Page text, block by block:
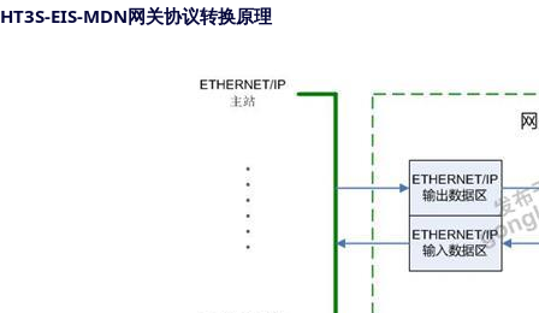
HT3S-EIS-MDN 网关协议转换原理